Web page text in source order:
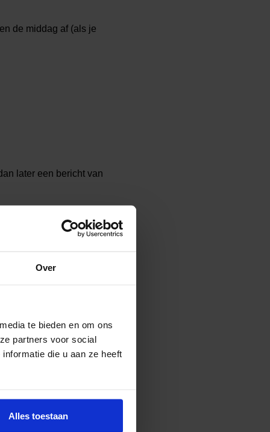
Over
te bieden en om ons
partners voor social
die u aan ze heeft
Alles toestaan
de middag af (als je
later een bericht van